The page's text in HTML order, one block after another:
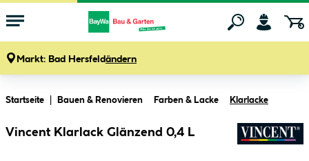
Markt: Bad Hersfeldändern
Startseite Bauen & Renovieren Farben & Lacke Klarlacke
Vincent Klarlack Glänzend 0,4 L